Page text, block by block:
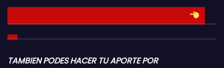
TAMBIEN PODES HACER TU APORTE POR